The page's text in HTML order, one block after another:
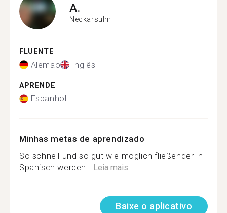
A.
Neckarsulm
FLUENTE
Alemão Inglês
APRENDE
Espanhol
Minhas metas de aprendizado
So schnell und so gut wie möglich fließender in
Spanisch werden...Leia mais
Baixe o aplicativo